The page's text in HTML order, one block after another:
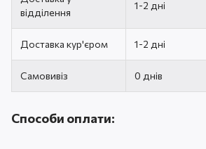
відділення
1-2 дні
Доставка кур'єром 1-2 дні
Самовивіз 0 днів
Способи оплати: